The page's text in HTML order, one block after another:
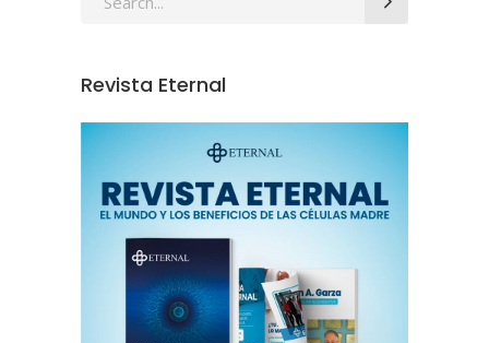
Revista Eternal